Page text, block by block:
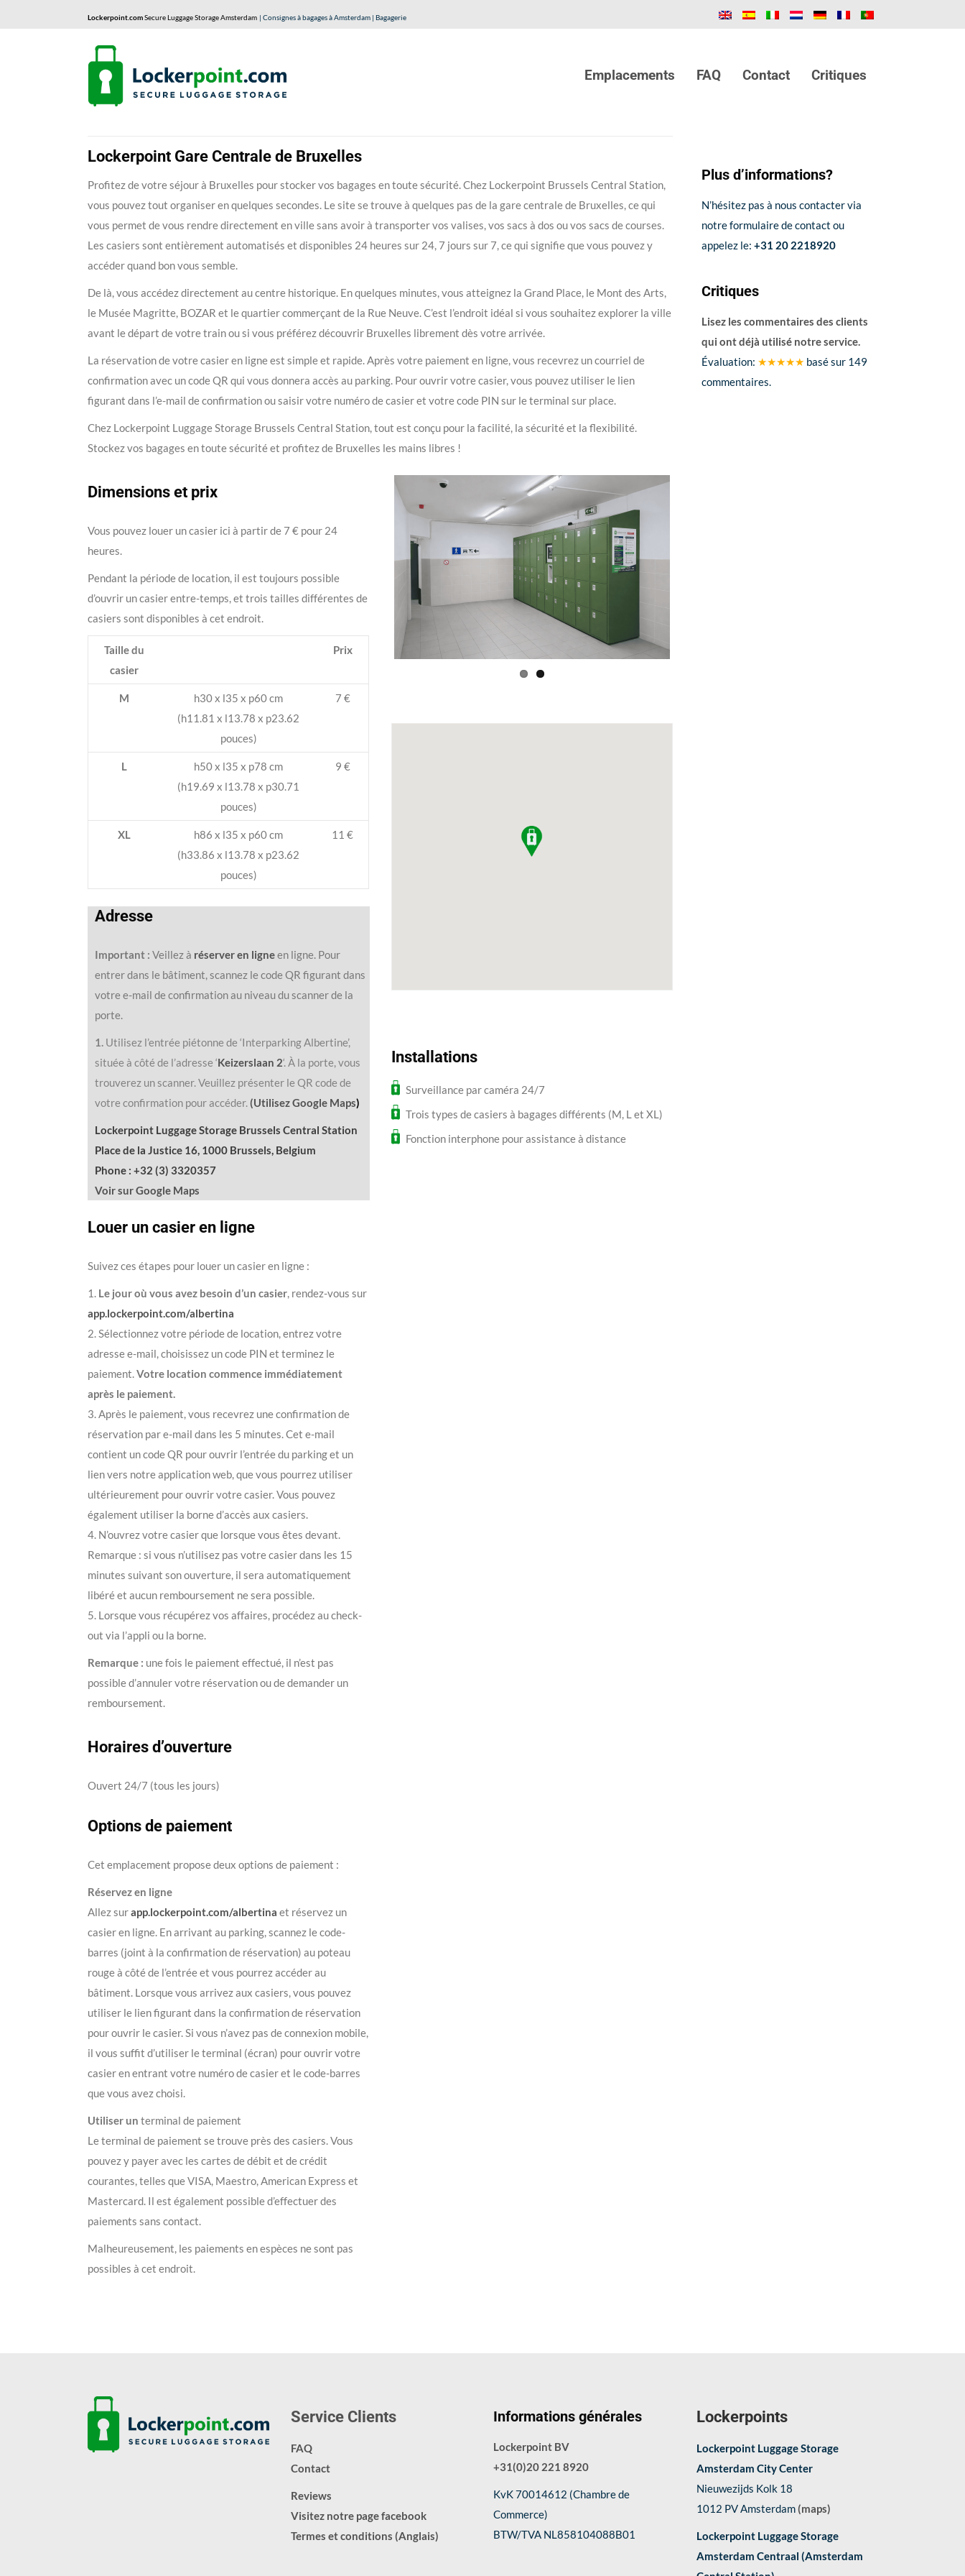
Lockerpoint.comSecure Luggage Storage Amsterdam | Consignes à bagages à Amsterdam | Bagagerie
Emplacements FAQ Contact Critiques
Lockerpoint Gare Centrale de Bruxelles
Profitez de votre séjour à Bruxelles pour stocker vos bagages en toute sécurité. Chez Lockerpoint Brussels Central Station,
vous pouvez tout organiser en quelques secondes. Le site se trouve à quelques pas de la gare centrale de Bruxelles, ce qui
vous permet de vous rendre directement en ville sans avoir à transporter vos valises, vos sacs à dos ou vos sacs de courses.
Les casiers sont entièrement automatisés et disponibles 24 heures sur 24, 7 jours sur 7, ce qui signifie que vous pouvez y
accéder quand bon vous semble.
De là, vous accédez directement au centre historique. En quelques minutes, vous atteignez la Grand Place, le Mont des Arts,
le Musée Magritte, BOZAR et le quartier commerçant de la Rue Neuve. C’est l’endroit idéal si vous souhaitez explorer la ville
avant le départ de votre train ou si vous préférez découvrir Bruxelles librement dès votre arrivée.
La réservation de votre casier en ligne est simple et rapide. Après votre paiement en ligne, vous recevrez un courriel de
confirmation avec un code QR qui vous donnera accès au parking. Pour ouvrir votre casier, vous pouvez utiliser le lien
figurant dans l’e-mail de confirmation ou saisir votre numéro de casier et votre code PIN sur le terminal sur place.
Chez Lockerpoint Luggage Storage Brussels Central Station, tout est conçu pour la facilité, la sécurité et la flexibilité.
Stockez vos bagages en toute sécurité et profitez de Bruxelles les mains libres !
Dimensions et prix
Vous pouvez louer un casier ici à partir de 7 € pour 24
heures.
Pendant la période de location, il est toujours possible
d’ouvrir un casier entre-temps, et trois tailles différentes de
casiers sont disponibles à cet endroit.
Taille du
casier
Prix
M
h30 x l35 x p60 cm
(h11.81 x l13.78 x p23.62
pouces)
7 €
L
h50 x l35 x p78 cm
(h19.69 x l13.78 x p30.71
pouces)
9 €
XL
h86 x l35 x p60 cm
(h33.86 x l13.78 x p23.62
pouces)
11 €
Adresse
Important : Veillez à réserver en ligneen ligne. Pour
entrer dans le bâtiment, scannez le code QR figurant dans
votre e-mail de confirmation au niveau du scanner de la
porte.
1. Utilisez l’entrée piétonne de ‘Interparking Albertine’,
située à côté de l’adresse ‘Keizerslaan 2‘. À la porte, vous
trouverez un scanner. Veuillez présenter le QR code de
votre confirmation pour accéder.(Utilisez Google Maps)
Lockerpoint Luggage Storage Brussels Central Station
Place de la Justice 16, 1000 Brussels, Belgium
Phone : +32 (3) 3320357
Voir sur Google Maps
Louer un casier en ligne
Suivez ces étapes pour louer un casier en ligne :
1. Le jour où vous avez besoin d’un casier, rendez-vous sur
app.lockerpoint.com/albertina
2. Sélectionnez votre période de location, entrez votre
adresse e-mail, choisissez un code PIN et terminez le
paiement.Votre location commence immédiatement
après le paiement.
3. Après le paiement, vous recevrez une confirmation de
réservation par e-mail dans les 5 minutes. Cet e-mail
contient un code QR pour ouvrir l’entrée du parking et un
lien vers notre application web, que vous pourrez utiliser
ultérieurement pour ouvrir votre casier. Vous pouvez
également utiliser la borne d’accès aux casiers.
4. N’ouvrez votre casier que lorsque vous êtes devant.
Remarque : si vous n’utilisez pas votre casier dans les 15
minutes suivant son ouverture, il sera automatiquement
libéré et aucun remboursement ne sera possible.
5. Lorsque vous récupérez vos affaires, procédez au check-
out via l’appli ou la borne.
Remarque : une fois le paiement effectué, il n’est pas
possible d’annuler votre réservation ou de demander un
remboursement.
Horaires d’ouverture
Ouvert 24/7 (tous les jours)
Options de paiement
Cet emplacement propose deux options de paiement :
Réservez en ligne
Allez surapp.lockerpoint.com/albertina et réservez un
casier en ligne. En arrivant au parking, scannez le code-
barres (joint à la confirmation de réservation) au poteau
rouge à côté de l’entrée et vous pourrez accéder au
bâtiment. Lorsque vous arrivez aux casiers, vous pouvez
utiliser le lien figurant dans la confirmation de réservation
pour ouvrir le casier. Si vous n’avez pas de connexion mobile,
il vous suffit d’utiliser le terminal (écran) pour ouvrir votre
casier en entrant votre numéro de casier et le code-barres
que vous avez choisi.
Utiliser un terminal de paiement
Le terminal de paiement se trouve près des casiers. Vous
pouvez y payer avec les cartes de débit et de crédit
courantes, telles que VISA, Maestro, American Express et
Mastercard. Il est également possible d’effectuer des
paiements sans contact.
Malheureusement, les paiements en espèces ne sont pas
possibles à cet endroit.
Installations
Surveillance par caméra 24/7
Trois types de casiers à bagages différents (M, L et XL)
Fonction interphone pour assistance à distance
Plus d’informations?
N’hésitez pas à nous contacter via
notre formulaire de contact ou
appelez le: +31 20 2218920
Critiques
Lisez les commentaires des clients
qui ont déjà utilisé notre service.
Évaluation: ★★★★★ basé sur 149
commentaires.
Service Clients
FAQ
Contact
Reviews
Visitez notre page facebook
Termes et conditions (Anglais)
Informations générales
Lockerpoint BV
+31(0)20 221 8920
KvK 70014612 (Chambre de
Commerce)
BTW/TVA NL858104088B01
Lockerpoints
Lockerpoint Luggage Storage
Amsterdam City Center
Nieuwezijds Kolk 18
1012 PV Amsterdam(maps)
Lockerpoint Luggage Storage
Amsterdam Centraal (Amsterdam